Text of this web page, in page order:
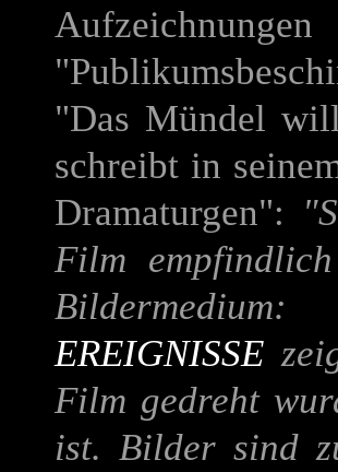
"Das Mündel
schreibt in
Dramaturgen":
Film
EREIGNISSE
Film gedreht
ist. Bilder sind